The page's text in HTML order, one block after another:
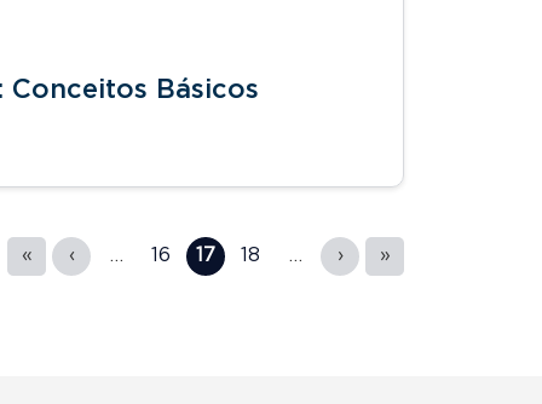
Básicos
« ‹ … 16 17 18 … › »